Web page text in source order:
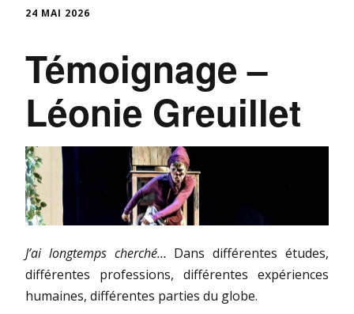
24 MAI 2026
Témoignage –
Léonie Greuillet
J’ai longtemps cherché… Dans différentes études,
différentes professions, différentes expériences
humaines, différentes parties du globe.